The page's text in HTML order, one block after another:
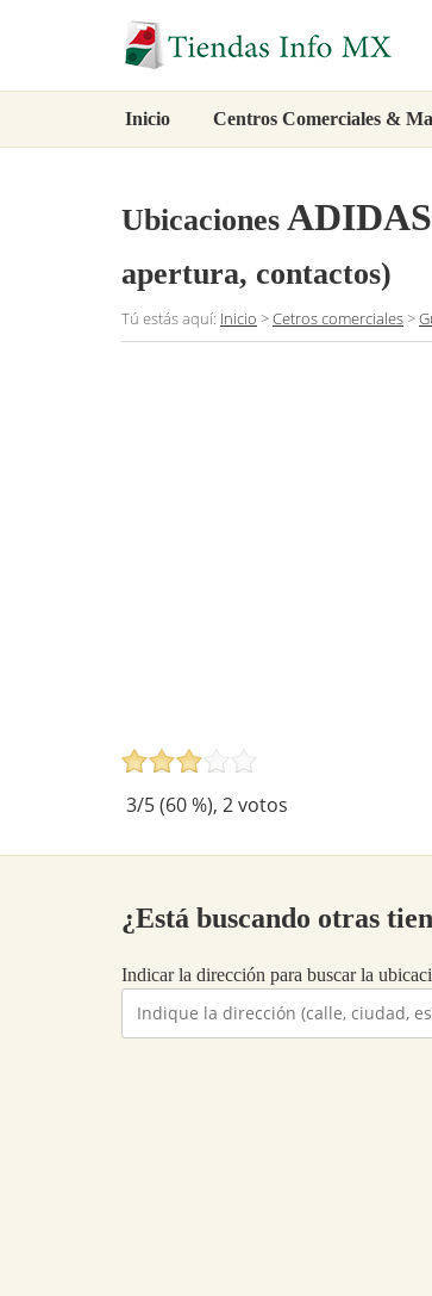
Inicio Centros Comerciales &
Ubicaciones
apertura, contactos)
Tú estás aquí: Inicio >Cetros comerciales>
3/5 (60%), 2votos
¿Está buscando otras
Indicar la dirección para buscar la